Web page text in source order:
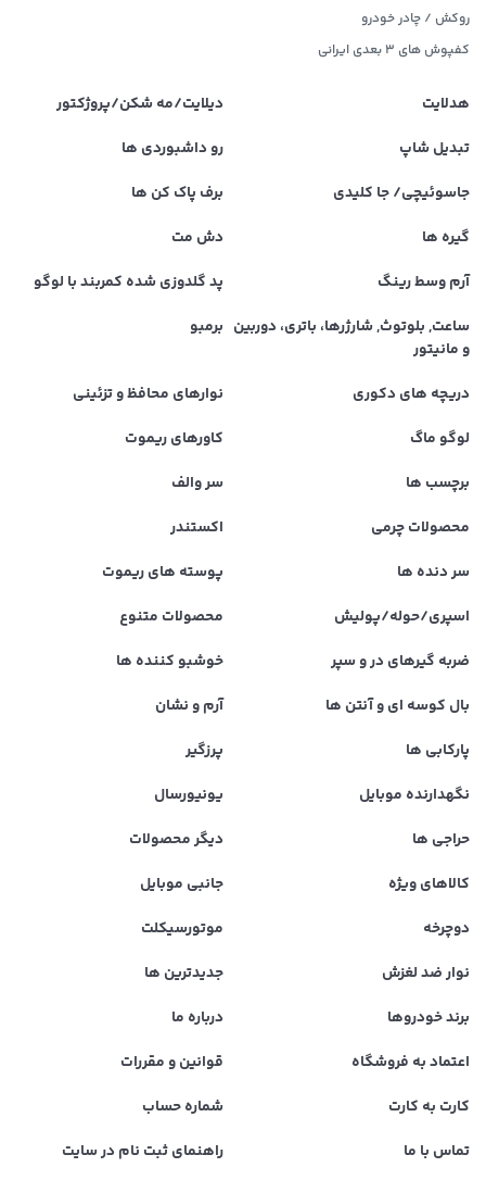
روکش / چادر خودرو
کفپوش های ۳ بعدی ایرانی
هدلایت
دیلایت/مه شکن/پروژکتور
تبدیل شاپ
رو داشبوردی ها
جاسوئیچی/ جا کلیدی
برف پاک کن ها
گیره ها
دش مت
آرم وسط رینگ
پد گلدوزی شده کمربند با لوگو
ساعت, بلوتوث, شارژرها، باتری، دوربین
و مانیتور
برمبو
دریچه های دکوری
نوارهای محافظ و تزئینی
لوگو ماگ
کاورهای ریموت
برچسب ها
سر والف
محصولات چرمی
اکستندر
سر دنده ها
پوسته های ریموت
اسپری/حوله/پولیش
محصولات متنوع
ضربه گیرهای در و سپر
خوشبو کننده ها
بال کوسه ای و آنتن ها
آرم و نشان
پارکابی ها
پرزگیر
نگهدارنده موبایل
یونیورسال
حراجی ها
دیگر محصولات
کالاهای ویژه
جانبی موبایل
دوچرخه
موتورسیکلت
نوار ضد لغزش
جدیدترین ها
برند خودروها
درباره ما
اعتماد به فروشگاه
قوانین و مقررات
کارت به کارت
شماره حساب
تماس با ما
راهنمای ثبت نام در سایت